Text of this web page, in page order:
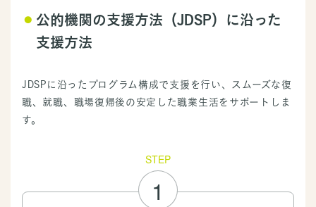
⚫︎ 公的機関の支援方法（JDSP）に沿った
支援方法
JDSPに沿ったプログラム構成で支援を行い、スムーズな復
職、就職、職場復帰後の安定した職業生活をサポートしま
す。
STEP
1